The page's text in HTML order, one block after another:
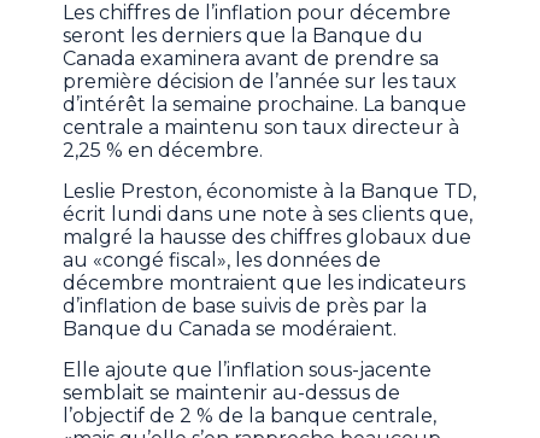
Les chiffres de l’inflation pour décembre
seront les derniers que la Banque du
Canada examinera avant de prendre sa
première décision de l’année sur les taux
d’intérêt la semaine prochaine. La banque
centrale a maintenu son taux directeur à
2,25 % en décembre.
Leslie Preston, économiste à la Banque TD,
écrit lundi dans une note à ses clients que,
malgré la hausse des chiffres globaux due
au «congé fiscal», les données de
décembre montraient que les indicateurs
d’inflation de base suivis de près par la
Banque du Canada se modéraient.
Elle ajoute que l’inflation sous-jacente
semblait se maintenir au-dessus de
l’objectif de 2 % de la banque centrale,